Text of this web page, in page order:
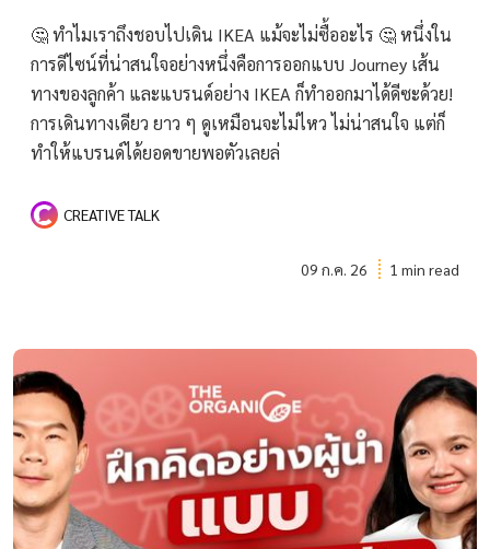
🤔 ทำไมเราถึงชอบไปเดิน IKEA แม้จะไม่ซื้ออะไร 🤔 หนึ่งใน
การดีไซน์ที่น่าสนใจอย่างหนึ่งคือการออกแบบ Journey เส้น
ทางของลูกค้า และแบรนด์อย่าง IKEA ก็ทำออกมาได้ดีซะด้วย!
การเดินทางเดียว ยาว ๆ ดูเหมือนจะไม่ไหว ไม่น่าสนใจ แต่ก็
ทำให้แบรนด์ได้ยอดขายพอตัวเลยล่
CREATIVE TALK
09 ก.ค. 26 1 min read